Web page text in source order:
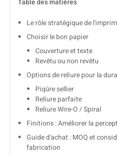
Table des matières
Le rôle stratégique de
Choisir le bon papier
Couverture et texte
Revêtu ou non revêtu
Options de reliure pour la
Piqûre sellier
Reliure parfaite
Reliure Wire-O / Spiral
Finitions : Améliorer la
Guide d'achat : MOQ et
fabrication